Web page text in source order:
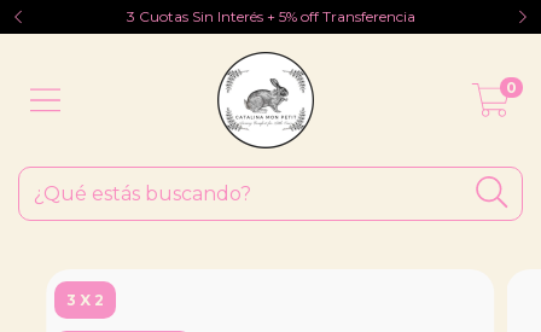
3 Cuotas Sin Interés + 5% off Transferencia
0
3 X 2